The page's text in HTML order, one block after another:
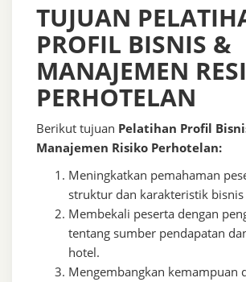
TUJUAN
PROFIL BISNIS &
MANAJEMEN
PERHOTELAN
Berikut tujuan Pelatihan Profil
Manajemen Risiko Perhotelan:
Meningkatkan pemahaman
struktur dan karakteristik
Membekali peserta dengan
tentang sumber pendapatan
hotel.
Mengembangkan kemampuan